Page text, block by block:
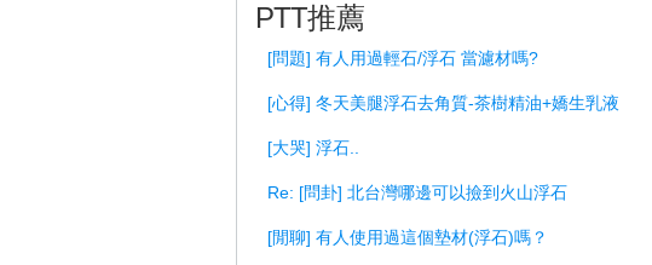
PTT推薦
[問題] 有人用過輕石/浮石 當濾材嗎?
[心得] 冬天美腿浮石去角質-茶樹精油+嬌生乳液
[大哭] 浮石..
Re: [問卦] 北台灣哪邊可以撿到火山浮石
[閒聊] 有人使用過這個墊材(浮石)嗎？